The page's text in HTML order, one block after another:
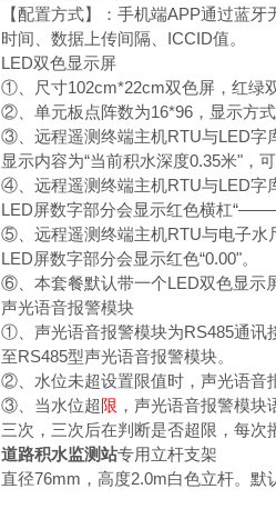
【配置方式】：手机端APP通过蓝
时间、数据上传间隔、ICCID值。
LED双色显示屏
①、尺寸102cm*22cm双色屏，红绿
②、单元板点阵数为16*96，显示方式
③、远程遥测终端主机RTU与LED字
显示内容为“当前积水深度0.35米"，
④、远程遥测终端主机RTU与LED字
LED屏数字部分会显示红色横杠
⑤、远程遥测终端主机RTU与电子水
LED屏数字部分会显示红色“0.00"。
⑥、本套餐默认带一个LED双色显示
声光语音报警模块
①、声光语音报警模块为RS485通讯
至RS485型声光语音报警模块。
②、水位未超设置限值时，声光语音
③、当水位超限 ，声光语音报警模
三次，三次后在判断是否超限，每次
道路积水监测站专用立杆支架
直径76mm，高度2.0m白色立杆。默